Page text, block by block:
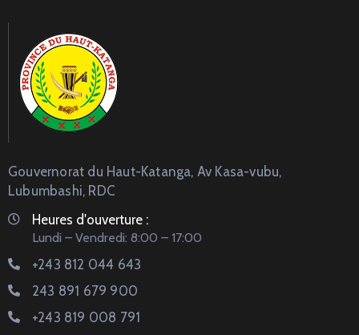
Gouvernorat du Haut-Katanga, Av Kasa-vubu,
Lubumbashi, RDC
Heures d'ouverture :
Lundi – Vendredi: 8:00 – 17:00
+243 812 044 643
243 891 679 900
+243 819 008 791